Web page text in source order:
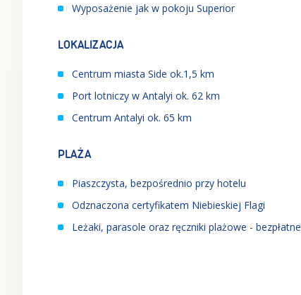
Wyposażenie jak w pokoju Superior
LOKALIZACJA
Centrum miasta Side ok.1,5 km
Port lotniczy w Antalyi ok. 62 km
Centrum Antalyi ok. 65 km
PLAŻA
Piaszczysta, bezpośrednio przy hotelu
Odznaczona certyfikatem Niebieskiej Flagi
Leżaki, parasole oraz ręczniki plażowe - bezpłatne